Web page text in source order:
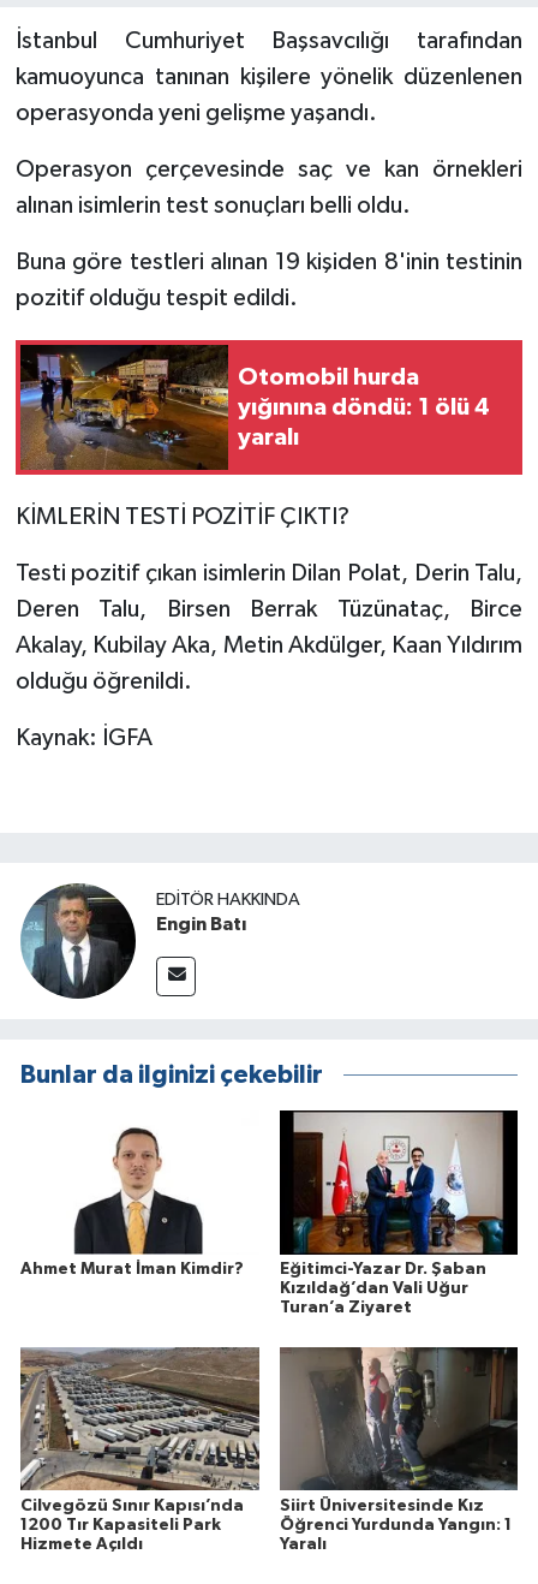
İstanbul Cumhuriyet Başsavcılığı tarafından
kamuoyunca tanınan kişilere yönelik düzenlenen
operasyonda yeni gelişme yaşandı.
Operasyon çerçevesinde saç ve kan örnekleri
alınan isimlerin test sonuçları belli oldu.
Buna göre testleri alınan 19 kişiden 8'inin testinin
pozitif olduğu tespit edildi.
Otomobil hurda
yığınına döndü: 1 ölü 4
yaralı
KİMLERİN TESTİ POZİTİF ÇIKTI?
Testi pozitif çıkan isimlerin Dilan Polat, Derin Talu,
Deren Talu, Birsen Berrak Tüzünataç, Birce
Akalay, Kubilay Aka, Metin Akdülger, Kaan Yıldırım
olduğu öğrenildi.
Kaynak: İGFA
EDITÖR HAKKINDA
Engin Batı
Bunlar da ilginizi çekebilir
Ahmet Murat İman Kimdir?
Eğitimci-Yazar Dr. Şaban
Kızıldağ’dan Vali Uğur
Turan’a Ziyaret
Cilvegözü Sınır Kapısı’nda
1200 Tır Kapasiteli Park
Hizmete Açıldı
Siirt Üniversitesinde Kız
Öğrenci Yurdunda Yangın: 1
Yaralı